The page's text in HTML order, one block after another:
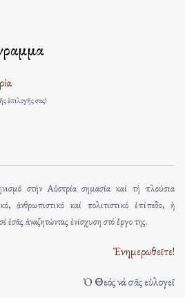
ἐπιλογῆς σας!
στήν Αὐστρία σημασία καί τή πλούσια
ἀνθρωπιστικό καί πολιτιστικό ἐπίπεδο, ἡ
ἀναζητώντας ἐνίσχυση στό ἔργο της.
Ἐνημερωθεῖτε!
Ὁ Θεός νά σᾶς εὐλογεῖ